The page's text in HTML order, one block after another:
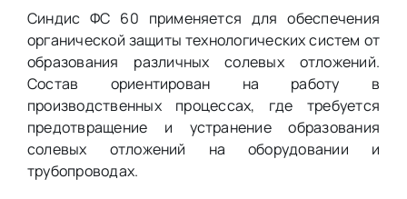
Синдис ФС 60 применяется для обеспечения
органической защиты технологических систем от
образования различных солевых отложений.
Состав ориентирован на работу в
производственных процессах, где требуется
предотвращение и устранение образования
солевых отложений на оборудовании и
трубопроводах.